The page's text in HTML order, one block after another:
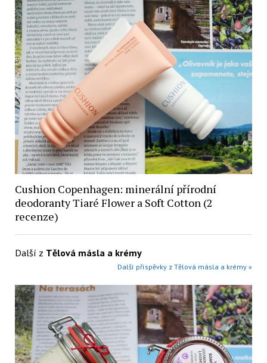
Cushion Copenhagen: minerální přírodní
deodoranty Tiaré Flower a Soft Cotton (2
recenze)
Další z Tělová másla a krémy
Další příspěvky z Tělová másla a krémy »